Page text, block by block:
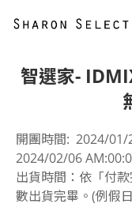
智選家-
開團時間:  2024/01/
2024/02/06
出貨時間：依「付
數出貨完畢。(例假